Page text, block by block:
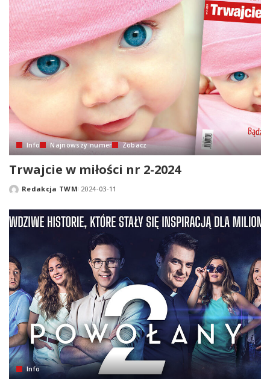
Info Najnowszy numer Zobacz
Trwajcie w miłości nr 2-2024
PostedRedakcja TWM 2024-03-11
Info